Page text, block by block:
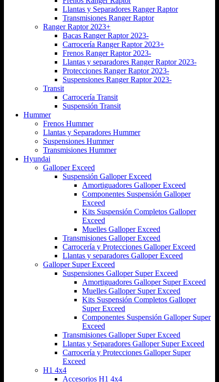
Llantas y Separadores Ranger Raptor
Transmisiones Ranger Raptor
Ranger Raptor 2023+
Bacas Ranger Raptor 2023-
Carrocería Ranger Raptor 2023+
Frenos Ranger Raptor 2023-
Llantas y separadores Ranger Raptor 2023-
Protecciones Ranger Raptor 2023-
Suspensiones Ranger Raptor 2023-
Transit
Carrocería Transit
Suspensión Transit
Hummer
Frenos Hummer
Llantas y Separadores Hummer
Suspensiones Hummer
Transmisiones Hummer
Hyundai
Galloper Exceed
Suspensión Galloper Exceed
Amortiguadores Galloper Exceed
Componentes Suspensión Galloper
Exceed
Kits Suspensión Completos Galloper
Exceed
Muelles Galloper Exceed
Transmisiones Galloper Exceed
Carrocería y Protecciones Galloper Exceed
Llantas y separadores Galloper Exceed
Galloper Super Exceed
Suspensiones Galloper Super Exceed
Amortiguadores Galloper Super Exceed
Muelles Galloper Super Exceed
Kits Suspensión Completos Galloper
Super Exceed
Componentes Suspensión Galloper Super
Exceed
Transmisiones Galloper Super Exceed
Llantas y Separadores Galloper Super Exceed
Carrocería y Protecciones Galloper Super
Exceed
H1 4x4
Accesorios H1 4x4